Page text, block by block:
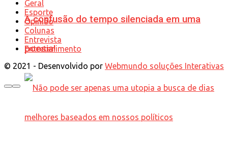
A confusão do tempo silenciada em uma
poesia!
Geral
Esporte
Opinião
Colunas
Entrevista
Entretenimento
© 2021 - Desenvolvido por Webmundo soluções Interativas